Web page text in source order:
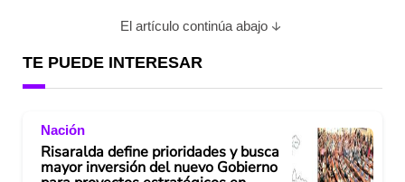
El artículo continúa abajo
TE PUEDE INTERESAR
Nación
Risaralda define prioridades y busca
mayor inversión del nuevo Gobierno